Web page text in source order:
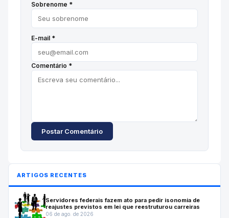
Sobrenome *
E-mail *
Comentário *
Postar Comentário
ARTIGOS RECENTES
Servidores federais fazem ato para pedir isonomia de
reajustes previstos em lei que reestruturou carreiras
06 de ago. de 2026